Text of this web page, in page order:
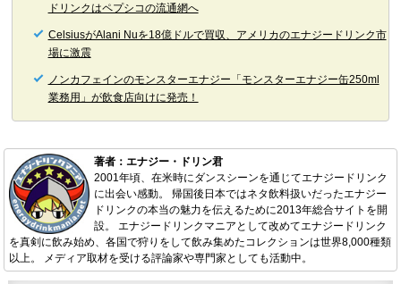
ドリンクはペプシコの流通網へ
CelsiusがAlani Nuを18億ドルで買収、アメリカのエナジードリンク市
場に激震
ノンカフェインのモンスターエナジー「モンスターエナジー缶250ml
業務用」が飲食店向けに発売！
著者：エナジー・ドリン君
2001年頃、在米時にダンスシーンを通じてエナジードリンク
に出会い感動。 帰国後日本ではネタ飲料扱いだったエナジー
ドリンクの本当の魅力を伝えるために2013年総合サイトを開
設。 エナジードリンクマニアとして改めてエナジードリンク
を真剣に飲み始め、各国で狩りをして飲み集めたコレクションは世界8,000種類
以上。 メディア取材を受ける評論家や専門家としても活動中。